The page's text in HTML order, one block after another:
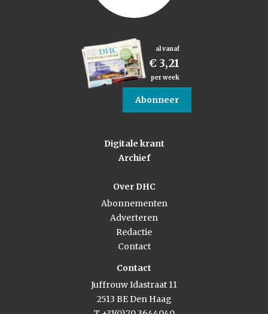
al vanaf
€ 3,21
per week
Abonneer
Digitale krant
Archief
Over DHC
Abonnementen
Adverteren
Redactie
Contact
Contact
Juffrouw Idastraat 11
2513 BE Den Haag